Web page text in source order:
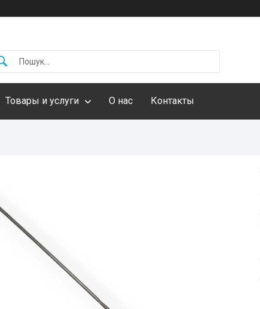
Товары и услуги О нас Контакты